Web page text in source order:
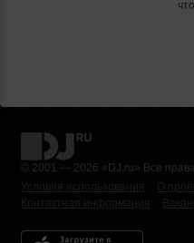
© 2001 — 2026 «DJ.ru» Все
Условия использования
О
Контактная информация